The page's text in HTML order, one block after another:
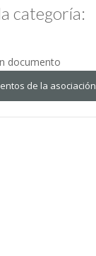
categoría:
documento
de la asociación